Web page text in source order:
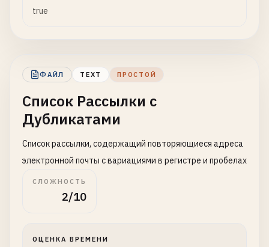
true
ФАЙЛ TEXT ПРОСТОЙ
Список Рассылки с
Дубликатами
Список рассылки, содержащий повторяющиеся адреса
электронной почты с вариациями в регистре и пробелах
СЛОЖНОСТЬ
2/10
ОЦЕНКА ВРЕМЕНИ